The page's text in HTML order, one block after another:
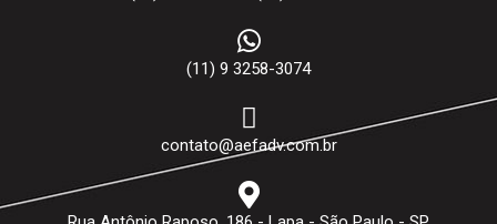
(11) 9 3258-3074
contato@aefadv.com.br